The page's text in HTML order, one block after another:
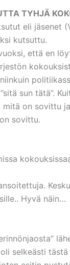
TYHJÄ
eli jäsenet
kutsuttu.
että en
niinkuin
sun tätä”.
on sovittu
sovittu.
Hyvä näin…
selkeästi